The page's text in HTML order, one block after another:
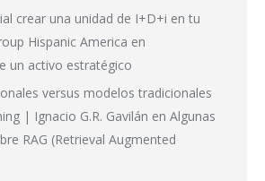
crear una unidad de I+D+i en tu
Hispanic America en
un activo estratégico
versus modelos tradicionales
| Ignacio G.R. Gavilán en Algunas
RAG (Retrieval Augmented